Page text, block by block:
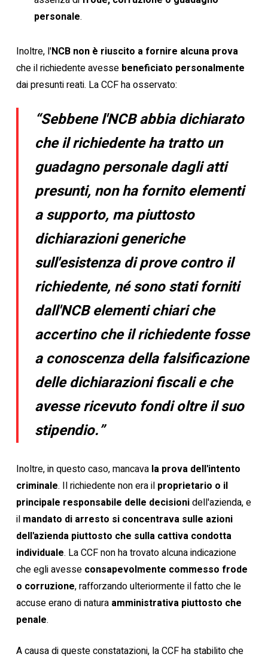
personale.
Inoltre, l'NCB non è riuscito a fornire alcuna prova
che il richiedente avesse beneficiato personalmente
dai presunti reati. La CCF ha osservato:
“Sebbene l'NCB abbia dichiarato
che il richiedente ha tratto un
guadagno personale dagli atti
presunti, non ha fornito elementi
a supporto, ma piuttosto
dichiarazioni generiche
sull'esistenza di prove contro il
richiedente, né sono stati forniti
dall'NCB elementi chiari che
accertino che il richiedente fosse
a conoscenza della falsificazione
delle dichiarazioni fiscali e che
avesse ricevuto fondi oltre il suo
stipendio.”
Inoltre, in questo caso, mancava la prova dell'intento
criminale. Il richiedente non era il proprietario o il
principale responsabile delle decisionidell'azienda, e
il mandato di arresto si concentrava sulle azioni
dell'azienda piuttosto che sulla cattiva condotta
individuale. La CCF non ha trovato alcuna indicazione
che egli avesse consapevolmente commesso frode
o corruzione, rafforzando ulteriormente il fatto che le
accuse erano di natura amministrativa piuttosto che
penale.
A causa di queste constatazioni, la CCF ha stabilito che